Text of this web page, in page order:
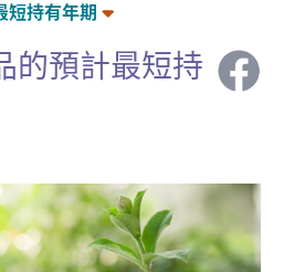
短持有年期
的預計最短持